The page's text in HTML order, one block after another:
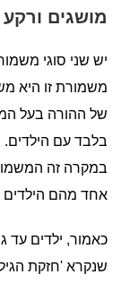
מושגים
יש שני סוגי
משמורת זו היא
של ההורה בעל
בלבד עם
אחד מהם הילדים